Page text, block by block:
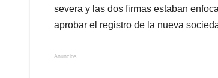
severa y las dos firmas estaban
aprobar el registro de la nueva
Anuncios.